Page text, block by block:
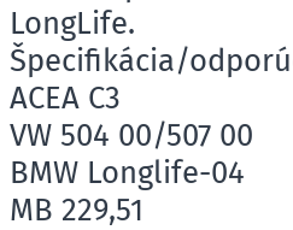
LongLife.
Špecifikácia/
ACEA C3
VW 504 00/507 00
BMW Longlife-04
MB 229,51